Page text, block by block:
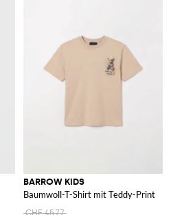
BARROW KIDS
Baumwoll-T-Shirt mit Teddy-Print
CHF 45.77